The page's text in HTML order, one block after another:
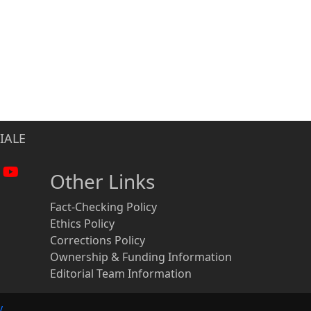
Other Links
Fact-Checking Policy
Ethics Policy
Corrections Policy
Ownership & Funding Information
Editorial Team Information